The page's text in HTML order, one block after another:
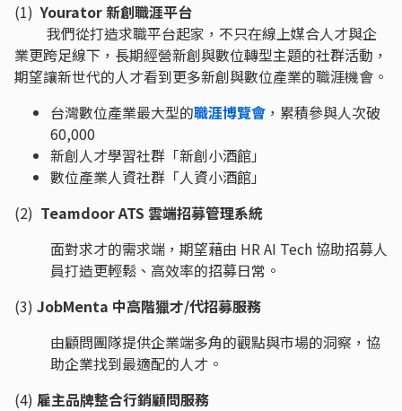
(1)Yourator 新創職涯平台
我們從打造求職平台起家，不只在線上媒合人才與企
業更跨足線下，長期經營新創與數位轉型主題的社群活動，
期望讓新世代的人才看到更多新創與數位產業的職涯機會。
台灣數位產業最大型的職涯博覽會 ，累積參與人次破
60,000
新創人才學習社群「新創小酒館」
數位產業人資社群「人資小酒館」
(2) Teamdoor ATS 雲端招募管理系統
面對求才的需求端，期望藉由 HR AI Tech 協助招募人
員打造更輕鬆、高效率的招募日常。
(3) JobMenta 中高階獵才/代招募服務
由顧問團隊提供企業端多角的觀點與市場的洞察，協
助企業找到最適配的人才。
(4) 雇主品牌整合行銷顧問服務